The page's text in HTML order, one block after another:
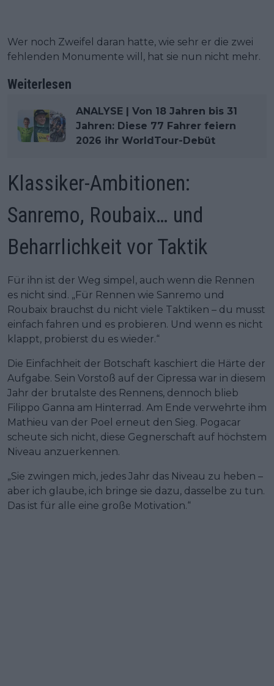
Wer noch Zweifel daran hatte, wie sehr er die zwei
fehlenden Monumente will, hat sie nun nicht mehr.
Weiterlesen
ANALYSE | Von 18 Jahren bis 31
Jahren: Diese 77 Fahrer feiern
2026 ihr WorldTour-Debüt
Klassiker-Ambitionen:
Sanremo, Roubaix… und
Beharrlichkeit vor Taktik
Für ihn ist der Weg simpel, auch wenn die Rennen
es nicht sind. „Für Rennen wie Sanremo und
Roubaix brauchst du nicht viele Taktiken – du musst
einfach fahren und es probieren. Und wenn es nicht
klappt, probierst du es wieder.“
Die Einfachheit der Botschaft kaschiert die Härte der
Aufgabe. Sein Vorstoß auf der Cipressa war in diesem
Jahr der brutalste des Rennens, dennoch blieb
Filippo Ganna am Hinterrad. Am Ende verwehrte ihm
Mathieu van der Poel erneut den Sieg. Pogacar
scheute sich nicht, diese Gegnerschaft auf höchstem
Niveau anzuerkennen.
„Sie zwingen mich, jedes Jahr das Niveau zu heben –
aber ich glaube, ich bringe sie dazu, dasselbe zu tun.
Das ist für alle eine große Motivation.“